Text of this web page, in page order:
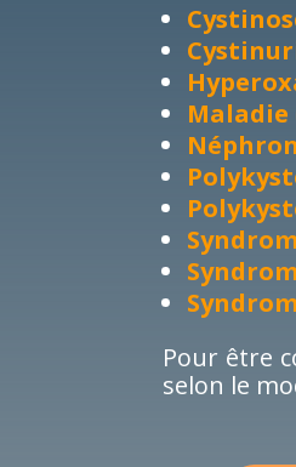
Maladie
Pour être
selon le